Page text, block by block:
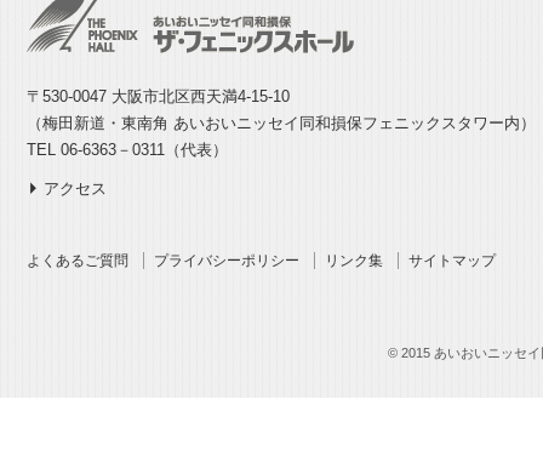
〒530-0047 大阪市北区西天満4-15-10
（梅田新道・東南角 あいおいニッセイ同和損保フェニックスタワー内）
TEL 06-6363－0311（代表）
アクセス
よくあるご質問 プライバシーポリシー リンク集 サイトマップ
© 2015 あいおいニッセ